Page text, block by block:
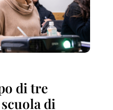
di tre
di